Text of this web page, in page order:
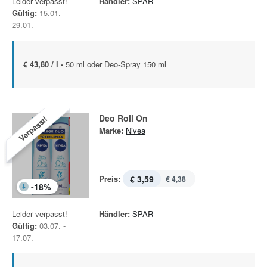
Gültig: 15.01. -
29.01.
€ 43,80 / l - 50 ml oder Deo-Spray 150 ml
Verpasst!
-18%
Deo Roll On
Marke: Nivea
Preis: € 3,59 € 4,38
Leider verpasst!
Gültig: 03.07. -
17.07.
Händler: SPAR